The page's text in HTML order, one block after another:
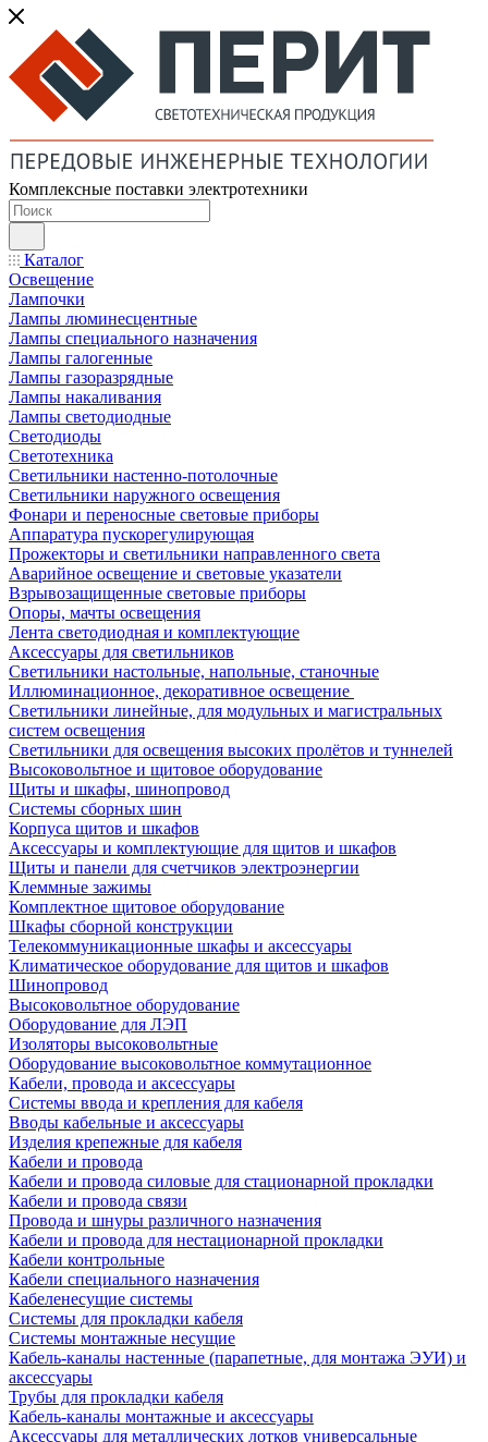
Комплексные поставки электротехники
Каталог
Освещение
Лампочки
Лампы люминесцентные
Лампы специального назначения
Лампы галогенные
Лампы газоразрядные
Лампы накаливания
Лампы светодиодные
Светодиоды
Светотехника
Светильники настенно-потолочные
Светильники наружного освещения
Фонари и переносные световые приборы
Аппаратура пускорегулирующая
Прожекторы и светильники направленного света
Аварийное освещение и световые указатели
Взрывозащищенные световые приборы
Опоры, мачты освещения
Лента светодиодная и комплектующие
Аксессуары для светильников
Светильники настольные, напольные, станочные
Иллюминационное, декоративное освещение
Светильники линейные, для модульных и магистральных
систем освещения
Светильники для освещения высоких пролётов и туннелей
Высоковольтное и щитовое оборудование
Щиты и шкафы, шинопровод
Системы сборных шин
Корпуса щитов и шкафов
Аксессуары и комплектующие для щитов и шкафов
Щиты и панели для счетчиков электроэнергии
Клеммные зажимы
Комплектное щитовое оборудование
Шкафы сборной конструкции
Телекоммуникационные шкафы и аксессуары
Климатическое оборудование для щитов и шкафов
Шинопровод
Высоковольтное оборудование
Оборудование для ЛЭП
Изоляторы высоковольтные
Оборудование высоковольтное коммутационное
Кабели, провода и аксессуары
Системы ввода и крепления для кабеля
Вводы кабельные и аксессуары
Изделия крепежные для кабеля
Кабели и провода
Кабели и провода силовые для стационарной прокладки
Кабели и провода связи
Провода и шнуры различного назначения
Кабели и провода для нестационарной прокладки
Кабели контрольные
Кабели специального назначения
Кабеленесущие системы
Системы для прокладки кабеля
Системы монтажные несущие
Кабель-каналы настенные (парапетные, для монтажа ЭУИ) и
аксессуары
Трубы для прокладки кабеля
Кабель-каналы монтажные и аксессуары
Аксессуары для металлических лотков универсальные